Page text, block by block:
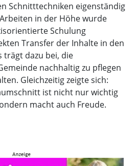
Schnitttechniken eigenständig
in der Höhe wurde
Schulung
Transfer der Inhalte in den
trägt dazu bei, die
nachhaltig zu pflegen
Gleichzeitig zeigte sich:
ist nicht nur wichtig
macht auch Freude.